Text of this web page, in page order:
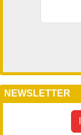
NEWSLETTER